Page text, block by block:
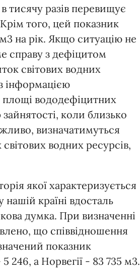
тисячу разів перевищує
того, цей показник
3 на рік. Якщо ситуацію не
справу з дефіцитом
світових водних
інформацією
площі вододефіцитних
коли близько
визначатимуться
водних ресурсів,
якої характеризується
країні вдосталь
думка. При визначенні
що співвідношення
показник
246, а Норвегії - 83 735 м3.